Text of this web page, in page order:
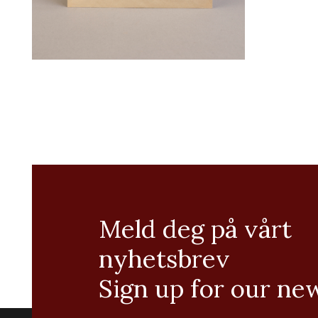
Meld deg på vårt
nyhetsbrev
Sign up for our